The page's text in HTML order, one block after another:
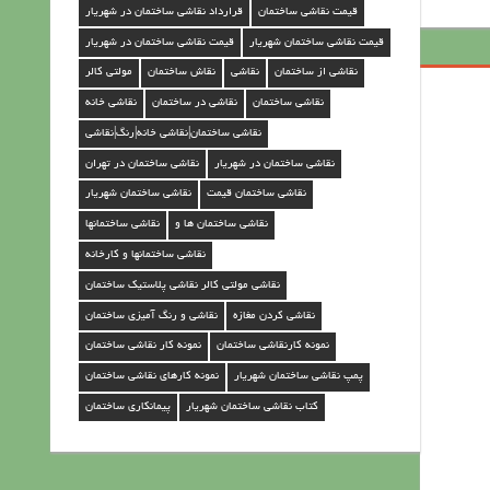
د
قرارداد نقاشی ساختمان در شهریار قیمت نقاشی ساختمان
قیمت نقاشی ساختمان در شهریار قیمت نقاشی ساختمان شهریار
مولتی کالر نقاش ساختمان نقاشی نقاشی از ساختمان
نقاشی خانه نقاشی در ساختمان نقاشی ساختمان
نقاشی ساختمان|نقاشی خانه|رنگ|نقاشی
نقاشی ساختمان در تهران نقاشی ساختمان در شهریار
نقاشی ساختمان شهریار نقاشی ساختمان قیمت
نقاشی ساختمانها نقاشی ساختمان ها و
نقاشی ساختمانها و کارخانه
نقاشی مولتی کالر نقاشی پلاستیک ساختمان
نقاشی و رنگ آمیزی ساختمان نقاشی کردن مغازه
نمونه کار نقاشی ساختمان نمونه کارنقاشی ساختمان
نمونه کارهای نقاشی ساختمان پمپ نقاشی ساختمان شهریار
پیمانکاری ساختمان کتاب نقاشی ساختمان شهریار